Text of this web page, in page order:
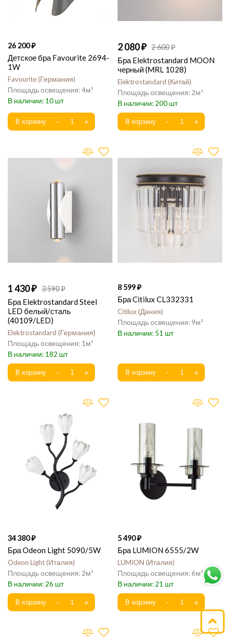
26 200
Детское бра Favourite 2694-
1W
Favourite Германия
4
10
2 080 2 600
Бра Elektrostandard MOON
черный (MRL 1028)
Elektrostandard Китай
2
200
1 430 3 590
Бра Elektrostandard Steel
LED белый/сталь
(40109/LED)
Elektrostandard Германия
1
182
8 599
Бра Citilux CL332331
Citilux Дания
9
51
34 380
Бра Odeon Light 5090/5W
Odeon Light Италия
2
26
5 490
Бра LUMION 6555/2W
LUMION Италия
6
21